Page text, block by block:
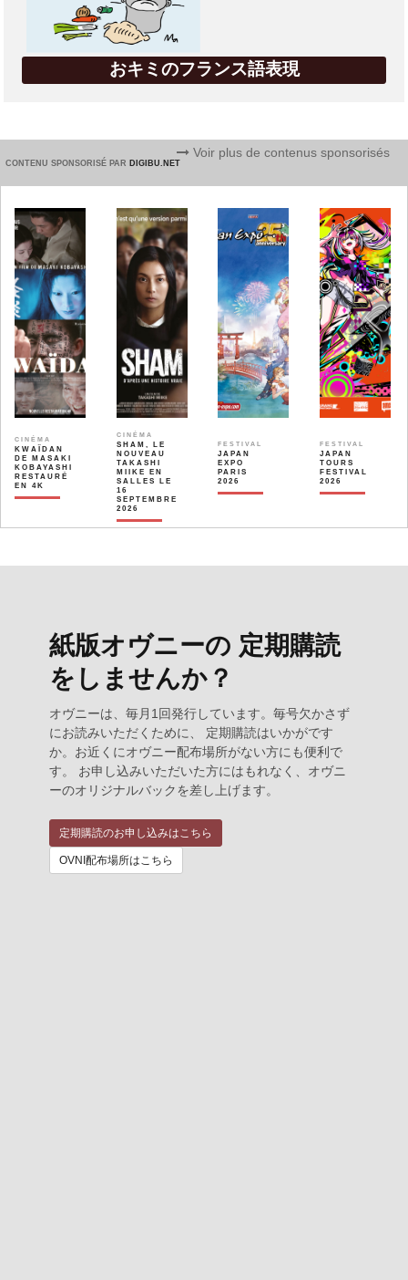
おキミのフランス語表現
CONTENU SPONSORISÉ PAR DIGIBU.NET
Voir plus de contenus sponsorisés
CINÉMA
KWAÏDAN
DE MASAKI
KOBAYASHI
RESTAURÉ
EN 4K
CINÉMA
SHAM, LE
NOUVEAU
TAKASHI
MIIKE EN
SALLES LE
16
SEPTEMBRE
2026
FESTIVAL
JAPAN
EXPO
PARIS
2026
FESTIVAL
JAPAN
TOURS
FESTIVAL
2026
紙版オヴニーの 定期購読
をしませんか？
オヴニーは、毎月1回発行しています。毎号欠かさず
にお読みいただくために、 定期購読はいかがです
か。お近くにオヴニー配布場所がない方にも便利で
す。 お申し込みいただいた方にはもれなく、オヴニ
ーのオリジナルバックを差し上げます。
定期購読のお申し込みはこちら
OVNI配布場所はこちら